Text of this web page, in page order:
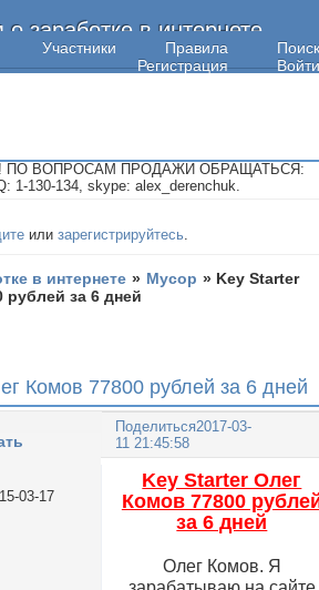
заработке в интернете
Участники Правила
Поиск
Регистрация
Войти
ПО ВОПРОСАМ ПРОДАЖИ ОБРАЩАТЬСЯ:
1-130-134, skype: alex_derenchuk.
илизарегистрируйтесь
в интернете » Мусор » Key Starter
за 6 дней
Комов 77800 рублей за 6 дней
Поделиться2017-03-
11 21:45:58
03-17
Key Starter Олег
Комов 77800
за 6 дней
Олег Комов. Я